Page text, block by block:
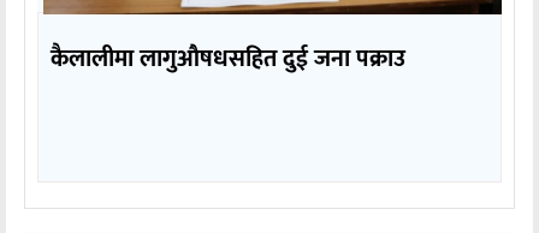
कैलालीमा लागुऔषधसहित दुई जना पक्राउ